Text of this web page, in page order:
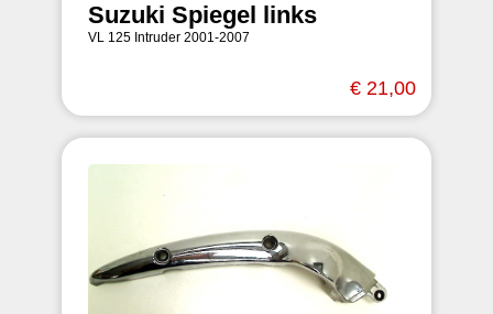
Suzuki Spiegel links
VL 125 Intruder 2001-2007
€ 21,00